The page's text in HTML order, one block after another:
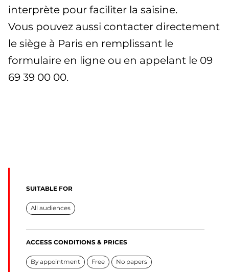
interprète pour faciliter la saisine.
Vous pouvez aussi contacter directement
le siège à Paris en remplissant le
formulaire en ligne ou en appelant le 09
69 39 00 00.
SUITABLE FOR
All audiences
ACCESS CONDITIONS & PRICES
By appointment Free No papers